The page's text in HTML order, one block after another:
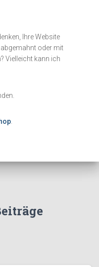
Ihre Website
abgemahnt oder mit
Vielleicht kann ich